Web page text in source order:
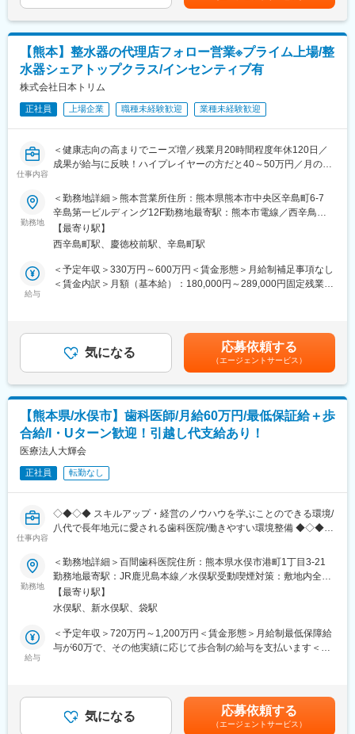
給いたします。
育児休暇の取得率は100％で復帰率も100％になります。時短勤務
についても相談できます。
ライフスタイルが変化しても理解あるところで仕事をすることが
できます。
■組織構成：
100名程度のスタッフが介護職員として働いています。
変更の範囲：会社の定める業務
・サービス提供管理・保守
・ご利用者様やご家族へのヒアリング、サービス設計・立上げ
・ケアマネージャーや医療機関、福祉事業所、行政等との調整
・スタッフの採用・指導・育成
・各種プロジェクトへの参加
【入社直後の流れ】
す。
■入社～1カ月目
格取得。なお、資格取得のための費用は当社負担となります。
■1～3か月目
・OJTを受けながら日勤・夜勤両方の介護現場での業務をお任せ
します。
※研修終了後は現場業務は無くなるため日勤のみ
■3～6か月目
・マネージャー業務を学んでいただきます。ピープルマネジメン
■本配属後
・各事業所の課題や目的に合わせてマネジメント業務に専念頂き
【キャリアパス（例）】
・医療介護スタッフ（2週間程度の基礎研修必要資格取得、現場業
務）
・サービスリーダー（入社3カ月～※研修期間）
・サービス提供責任者（入社半年／年収420～650万円）
・サービスマネージャー（入社1年／年収560～700万円）
・エリアマネージャー（入社1年～／年収700～800万円）
・ブロックマネージャー（年収800～900万円）
・ゼネラルマネージャー（年収900～1200万円）
域加算手当分が異なる※時間外手当は別途全額支給賃金はあくまで
も目安の金額であり、選考を通じて上下する可能性があります。
月給(月額)は固定手当を含めた表記です。
【熊本】整水器の代理店フォロー営業※プライム上場/整
水器シェアトップクラス/インセンティブ有
株式会社日本トリム
正社員 上場企業 職種未経験歓迎 業種未経験歓迎
仕事内容
＜健康志向の高まりでニーズ増／残業月20時間程度年休120日／
成果が給与に反映！ハイプレイヤーの方だと40～50万円／月のイ
【同社の紹介】
■整水器の販売等を行うリーディングカンパニーです。
■同社の整水器について：浄水した水を電気分解し<電解水素水>
を作ります。飲む事により胃腸症状改善の効果等が認められ管理
医療機器として認証されており、コア技術による高い製品力が特
長です。予防医療や健康維持志向の高まりからニーズが増加して
います。
■個人向け以外にもプロ・企業・大学・高校などスポーツ関連施設
【営業スタイル】
代理店担当者に同行販売したり、団体向けへのプロモーション販
売、勉強会や展示会での販売、代理店先顧客への販売等幅広い営
して業務を頂けます。※TELアポや飛び込み営業はありません
【求人ポイント◎】
経験から入社された方も多数活躍中です。
■成績等に応じて若くしてのキャリアアップが可能です。(30代で
■インセンティブ制度／販売キャンペーンがあり、業績(販売台数)
を正当に評価されます。(ハイプレイヤーの方だと40～50万円／月
■転勤は基本的にありません。(管理職になった場合、打診可能性
はありますが意向に沿います。)
■担当エリアは配属先及び周辺都道府県となります。
■入社を決めた理由
（1）社会貢献できる・お客様に喜んで頂ける
（1）人間関係が良い、先輩が親切
（2）社会貢献できる、客様に喜んで頂ける・応援頂ける
勤務地
＜勤務地詳細＞熊本営業所住所：熊本県熊本市中央区辛島町6-7
辛島第一ビルディング12F勤務地最寄駅：熊本市電線／西辛鳥町
駅受動喫煙対策：屋内全面禁煙変更の範囲：会社の定める事業所
【最寄り駅】
西辛島町駅、慶徳校前駅、辛島町駅
給与
＜予定年収＞330万円～600万円＜賃金形態＞月給制補足事項なし
＜賃金内訳＞月額（基本給）：180,000円～289,000円固定残業手
給与補足＞■想定年収には、インセンティブと賞与の支給平均額、
固定残業代を含みます。キャリア／能力により決定いたします。■
昇給年１回■賞与：年2回（7月・12月）基本給の3ヶ月分程度を想
定■実績に応じてインセンティブが付きます。賃金はあくまでも目
安の金額であり、選考を通じて上下する可能性があります。月給
(月額)は固定手当を含めた表記です。
気になる 応募依頼する
（エージェントサービス）
【熊本県/水俣市】歯科医師/月給60万円/最低保証給＋歩
合給/I・Uターン歓迎！引越し代支給あり！
医療法人大輝会
正社員 転勤なし
仕事内容
◇◆◇◆ スキルアップ・経営のノウハウを学ぶことのできる環境/
八代で長年地元に愛される歯科医院/働きやすい環境整備 ◆◇◆◇
一般歯科が基本です。
インプラントや小児矯正は本院の院長が担当することができるの
で、ご希望に応じます。
■業務内容：
患者への一般歯科診療。訪問診療はありません。
小児歯科、口腔外科を行っており、訪問診療も一部行っていま
■職務の特徴：
本院は、八代市にある渡辺歯科医院で、院長は、百間歯科・矯
正・インプラントなどを行っており、指導することも可能です。
勤務地
＜勤務地詳細＞百間歯科医院住所：熊本県水俣市港町1丁目3-21
勤務地最寄駅：JR鹿児島本線／水俣駅受動喫煙対策：敷地内全面
禁煙
【最寄り駅】
水俣駅、新水俣駅、袋駅
給与
＜予定年収＞720万円～1,200万円＜賃金形態＞月給制最低保障給
与が60万で、その他実績に応じて歩合制の給与を支払います＜賃
上下する可能性があります。月給(月額)は固定手当を含めた表記で
す。
気になる 応募依頼する
（エージェントサービス）